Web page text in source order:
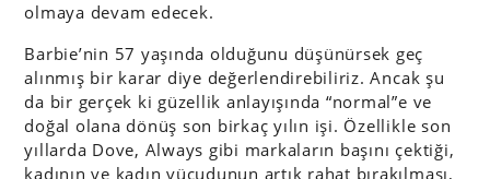
olmaya devam edecek.
Barbie’nin 57 yaşında olduğunu düşünürsek geç
alınmış bir karar diye değerlendirebiliriz. Ancak şu
da bir gerçek ki güzellik anlayışında “normal”e ve
doğal olana dönüş son birkaç yılın işi. Özellikle son
yıllarda Dove, Always gibi markaların başını çektiği,
kadının ve kadın vücudunun artık rahat bırakılması,